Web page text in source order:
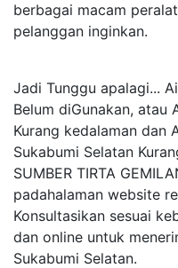
berbagai macam
pelanggan inginkan.
Jadi Tunggu apalagi...
Belum diGunakan, atau
Kurang kedalaman dan
Sukabumi Selatan
SUMBER TIRTA
padahalaman website
Konsultasikan sesuai
dan online untuk
Sukabumi Selatan.